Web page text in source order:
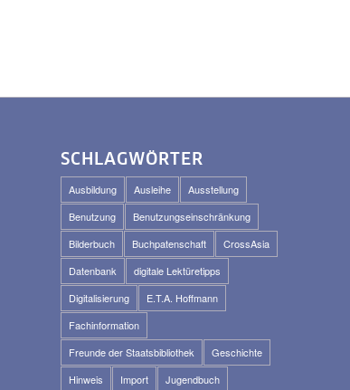
SCHLAGWÖRTER
Ausbildung Ausleihe
Ausstellung
Benutzung
Benutzungseinschränkung
Bilderbuch
Buchpatenschaft
CrossAsia
Datenbank
digitale Lektüretipps
Digitalisierung
E.T.A. Hoffmann
Fachinformation
Freunde der Staatsbibliothek
Geschichte
Hinweis
Import
Jugendbuch